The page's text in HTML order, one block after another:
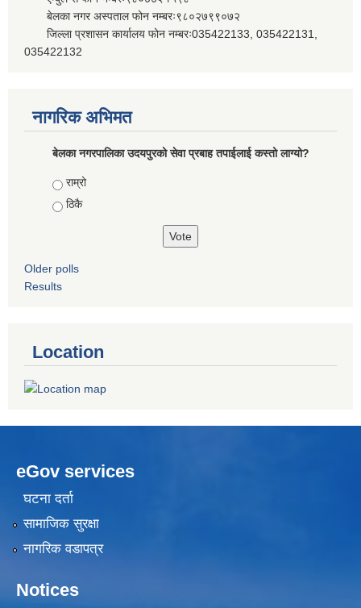
बेलका नगर अस्पताल फोन नम्बरः९८०२७९९०७२
जिल्ला प्रशासन कार्यालय फोन नम्बरः035422133, 035422131,
035422132
नागरिक अभिमत
बेलका नगरपालिका उदयपुरको सेवा प्रबाह तपाईलाई कस्तो लाग्यो?
Choices
राम्रो
ठिकै
Older polls
Results
Location
eGov services
घटना दर्ता
सामाजिक सुरक्षा
नागरिक वडापत्र
Notices